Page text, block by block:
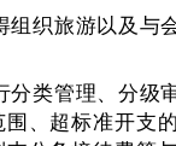
组织旅游以及与
类管理、分级
、超标准开支